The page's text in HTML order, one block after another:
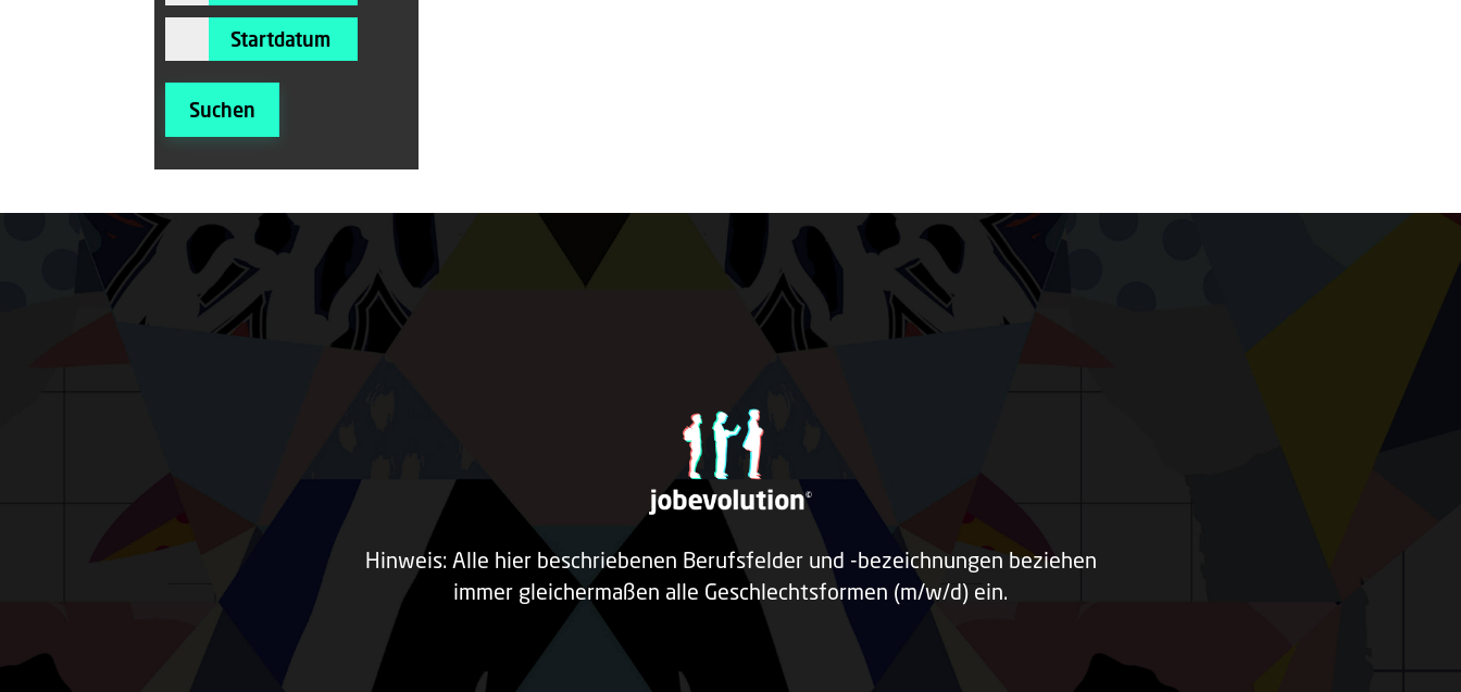
Startdatum
Suchen
Hinweis: Alle hier beschriebenen Berufsfelder und -bezeichnungen beziehen
immer gleichermaßen alle Geschlechtsformen (m/w/d) ein.